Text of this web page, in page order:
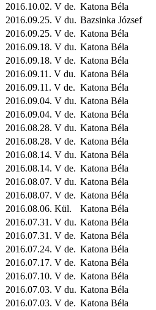
2016.10.02. V de. Katona Béla
2016.09.25. V du. Bazsinka József
2016.09.25. V de. Katona Béla
2016.09.18. V du. Katona Béla
2016.09.18. V de. Katona Béla
2016.09.11. V du. Katona Béla
2016.09.11. V de. Katona Béla
2016.09.04. V du. Katona Béla
2016.09.04. V de. Katona Béla
2016.08.28. V du. Katona Béla
2016.08.28. V de. Katona Béla
2016.08.14. V du. Katona Béla
2016.08.14. V de. Katona Béla
2016.08.07. V du. Katona Béla
2016.08.07. V de. Katona Béla
2016.08.06. Kül. Katona Béla
2016.07.31. V du. Katona Béla
2016.07.31. V de. Katona Béla
2016.07.24. V de. Katona Béla
2016.07.17. V de. Katona Béla
2016.07.10. V de. Katona Béla
2016.07.03. V du. Katona Béla
2016.07.03. V de. Katona Béla